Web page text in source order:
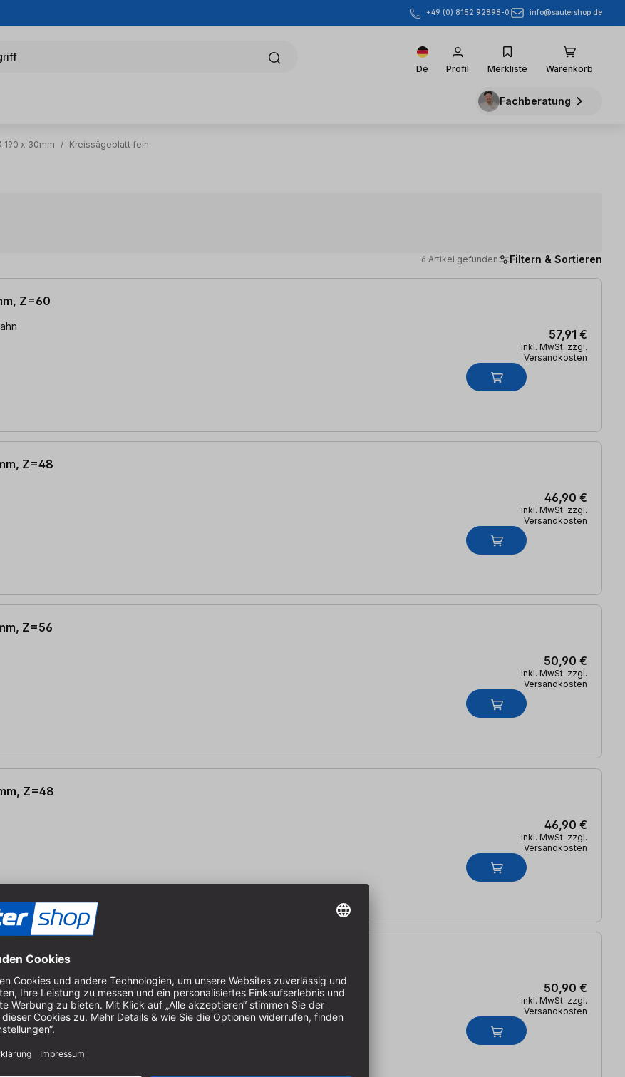
+49 (0) 8152 92898-0 info@sautershop.de
De Profil Merkliste Warenkorb
Fachberatung
x 30mm / Kreissägeblatt fein
6 Artikel gefunden Filtern & Sortieren
Z=60
57,91 €
inkl. MwSt. zzgl.
Versandkosten
Z=48
46,90 €
inkl. MwSt. zzgl.
Versandkosten
Z=56
50,90 €
inkl. MwSt. zzgl.
Versandkosten
Z=48
46,90 €
inkl. MwSt. zzgl.
Versandkosten
Z=60
50,90 €
inkl. MwSt. zzgl.
Versandkosten